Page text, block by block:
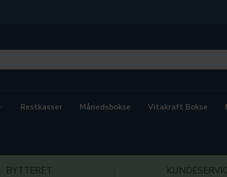
Restkasser Månedsbokse Vitakraft Bokse
BYTTERET